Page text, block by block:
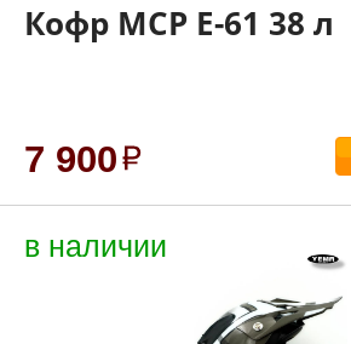
Кофр MCP E-61 38 л
7 900
в наличии